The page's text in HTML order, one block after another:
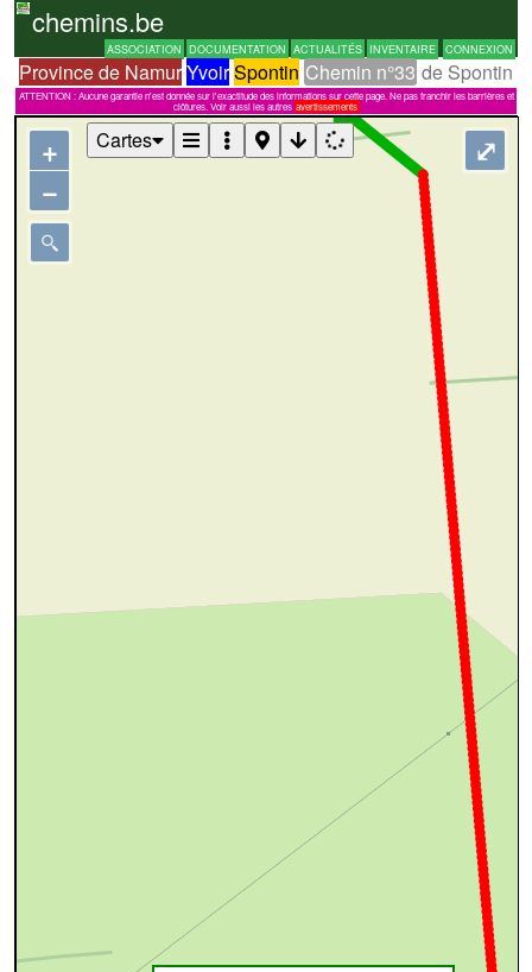
chemins.be
ASSOCIATION DOCUMENTATION ACTUALITÉS INVENTAIRE CONNEXION
Province de NamurYvoirSpontin Chemin n°33 de Spontin
ATTENTION : Aucune garantie n'est donnée sur l'exactitude des informations sur cette page. Ne pas franchir les barrières et
clôtures. Voir aussi les autres avertissements
+
−
⤢
Cartes